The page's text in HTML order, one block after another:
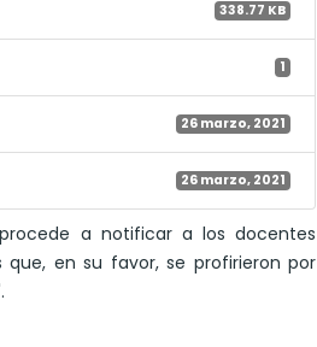
338.77 KB
1
26 marzo, 2021
26 marzo, 2021
a notificar a los docentes
en su favor, se profirieron por